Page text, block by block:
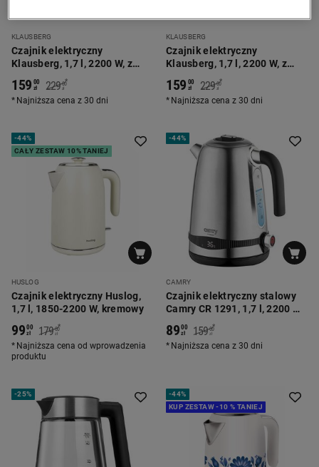
KLAUSBERG
Czajnik elektryczny
Klausberg, 1,7 l, 2200 W, z
regulacją temperatury, czarny
159 00
zł 229 00
zł
*
Najniższa cena z 30 dni
KLAUSBERG
Czajnik elektryczny
Klausberg, 1,7 l, 2200 W, z
regulacją temperatury,
beżowy
159 00
zł 229 00
zł
*
Najniższa cena z 30 dni
-44%
CAŁY ZESTAW 10% TANIEJ
HUSLOG
Czajnik elektryczny Huslog,
1,7 l, 1850-2200 W, kremowy
9900
zł 179 00
zł
*
Najniższa cena od wprowadzenia
produktu
-44%
CAMRY
Czajnik elektryczny stalowy
Camry CR 1291, 1,7 l, 2200 W,
z regulacją temperatury
8900
zł 159 00
zł
*
Najniższa cena z 30 dni
-25% -44%
KUP ZESTAW -10 % TANIEJ